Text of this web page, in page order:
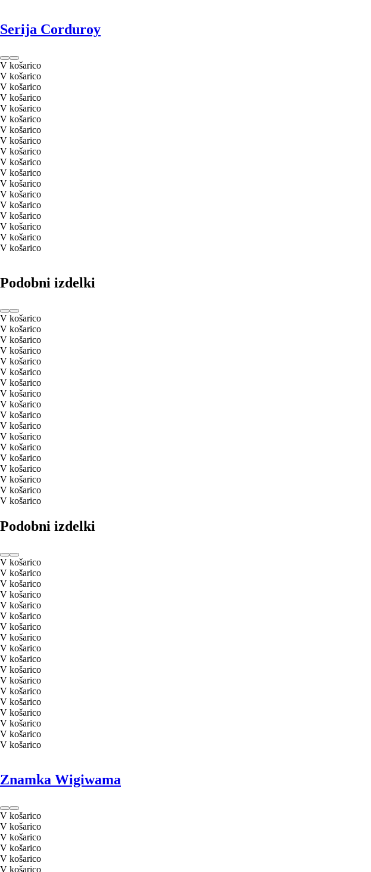
Serija Corduroy
V košarico
V košarico
V košarico
V košarico
V košarico
V košarico
V košarico
V košarico
V košarico
V košarico
V košarico
V košarico
V košarico
V košarico
V košarico
V košarico
V košarico
V košarico
Podobni izdelki
V košarico
V košarico
V košarico
V košarico
V košarico
V košarico
V košarico
V košarico
V košarico
V košarico
V košarico
V košarico
V košarico
V košarico
V košarico
V košarico
V košarico
V košarico
Podobni izdelki
V košarico
V košarico
V košarico
V košarico
V košarico
V košarico
V košarico
V košarico
V košarico
V košarico
V košarico
V košarico
V košarico
V košarico
V košarico
V košarico
V košarico
V košarico
Znamka Wigiwama
V košarico
V košarico
V košarico
V košarico
V košarico
V košarico